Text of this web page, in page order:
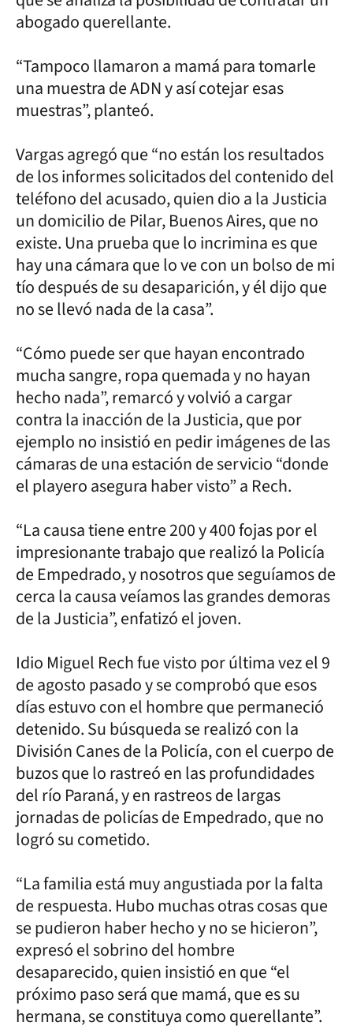
abogado querellante.
“Tampoco llamaron a mamá para tomarle
una muestra de ADN y así cotejar esas
muestras”, planteó.
Vargas agregó que “no están los resultados
de los informes solicitados del contenido del
teléfono del acusado, quien dio a la Justicia
un domicilio de Pilar, Buenos Aires, que no
existe. Una prueba que lo incrimina es que
hay una cámara que lo ve con un bolso de mi
tío después de su desaparición, y él dijo que
no se llevó nada de la casa”.
“Cómo puede ser que hayan encontrado
mucha sangre, ropa quemada y no hayan
hecho nada”, remarcó y volvió a cargar
contra la inacción de la Justicia, que por
ejemplo no insistió en pedir imágenes de las
cámaras de una estación de servicio “donde
el playero asegura haber visto” a Rech.
“La causa tiene entre 200 y 400 fojas por el
impresionante trabajo que realizó la Policía
de Empedrado, y nosotros que seguíamos de
cerca la causa veíamos las grandes demoras
de la Justicia”, enfatizó el joven.
Idio Miguel Rech fue visto por última vez el 9
de agosto pasado y se comprobó que esos
días estuvo con el hombre que permaneció
detenido. Su búsqueda se realizó con la
División Canes de la Policía, con el cuerpo de
buzos que lo rastreó en las profundidades
del río Paraná, y en rastreos de largas
jornadas de policías de Empedrado, que no
logró su cometido.
“La familia está muy angustiada por la falta
de respuesta. Hubo muchas otras cosas que
se pudieron haber hecho y no se hicieron”,
expresó el sobrino del hombre
desaparecido, quien insistió en que “el
próximo paso será que mamá, que es su
hermana, se constituya como querellante”.